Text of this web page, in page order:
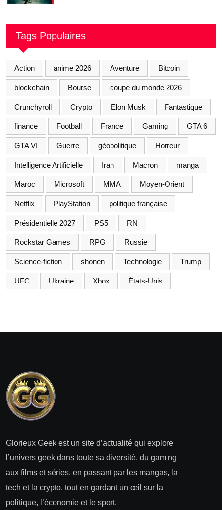
Tags Populaires
Action anime 2026 Aventure Bitcoin
blockchain Bourse coupe du monde 2026
Crunchyroll Crypto Elon Musk Fantastique
finance Football France Gaming GTA 6
GTA VI Guerre géopolitique Horreur
Intelligence Artificielle Iran Macron manga
Maroc Microsoft MMA Moyen-Orient
Netflix PlayStation politique française
Présidentielle 2027 PS5 RN
Rockstar Games RPG Russie
Science-fiction shonen Technologie Trump
UFC Ukraine Xbox États-Unis
Glorieux Geek est un site d’actualité qui explore
l’univers geek dans toute sa diversité, du gaming
aux films et séries, en passant par les mangas, la
tech et la crypto, tout en gardant un œil sur la
politique, l’économie et le sport.